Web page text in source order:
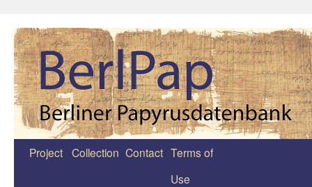
Zum
Project Collection Contact Terms of
Use